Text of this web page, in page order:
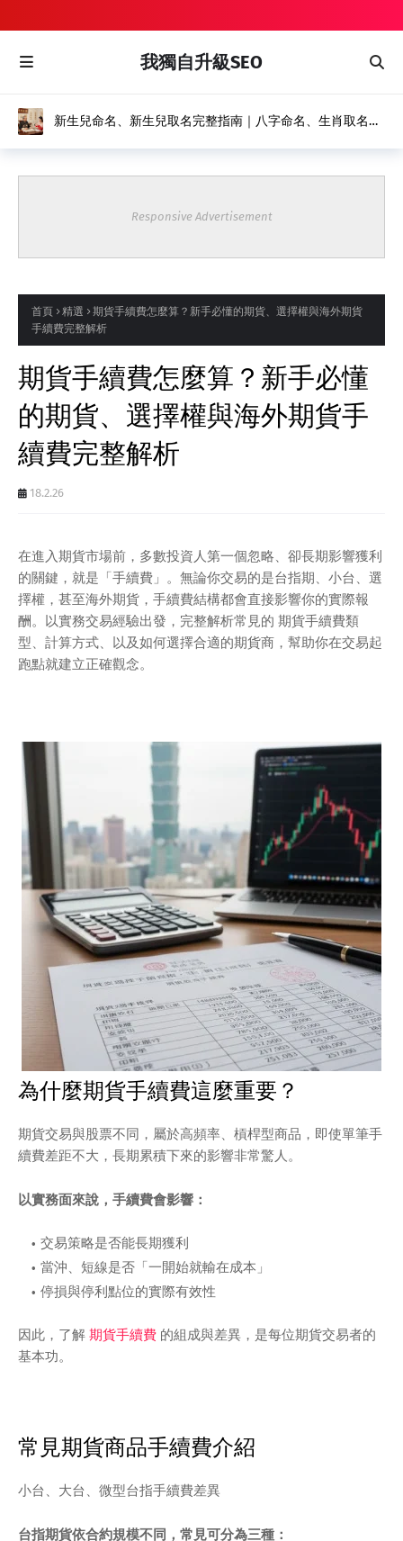
我獨自升級SEO
新生兒命名、新生兒取名完整指南｜八字命名、生肖取名推
Responsive Advertisement
首頁 精選
期貨手續費怎麼算？新手必懂的期貨、選擇權與海外期貨
手續費完整解析
期貨手續費怎麼算？新手必懂
的期貨、選擇權與海外期貨手
續費完整解析
18.2.26
在進入期貨市場前，多數投資人第一個忽略、卻長期影響獲利
的關鍵，就是「手續費」。無論你交易的是台指期、小台、選
擇權，甚至海外期貨，手續費結構都會直接影響你的實際報
酬。以實務交易經驗出發，完整解析常見的 期貨手續費類
型、計算方式、以及如何選擇合適的期貨商，幫助你在交易起
跑點就建立正確觀念。
為什麼期貨手續費這麼重要？
期貨交易與股票不同，屬於高頻率、槓桿型商品，即使單筆手
續費差距不大，長期累積下來的影響非常驚人。
以實務面來說，手續費會影響：
交易策略是否能長期獲利
當沖、短線是否「一開始就輸在成本」
停損與停利點位的實際有效性
因此，了解 期貨手續費 的組成與差異，是每位期貨交易者的
基本功。
常見期貨商品手續費介紹
小台、大台、微型台指手續費差異
台指期貨依合約規模不同，常見可分為三種：